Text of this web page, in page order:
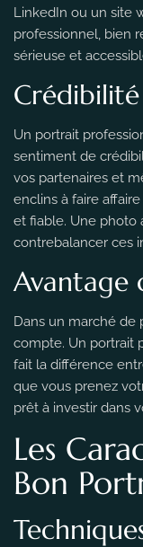
LinkedIn ou un site
professionnel, bien
sérieuse et
Un portrait
sentiment de
vos partenaires et
enclins à faire
et fiable. Une photo
contrebalancer ces
Avantage
Dans un marché de
compte. Un portrait
fait la différence
que vous prenez
prêt à investir dans
Les
Bon